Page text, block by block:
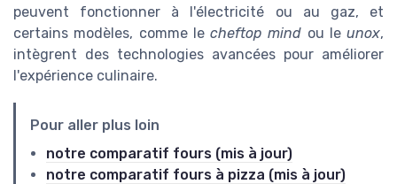
peuvent fonctionner à l'électricité ou au gaz, et
certains modèles, comme le cheftop mind ou le unox,
intègrent des technologies avancées pour améliorer
l'expérience culinaire.
Pour aller plus loin
notre comparatif fours (mis à jour)
notre comparatif fours à pizza (mis à jour)